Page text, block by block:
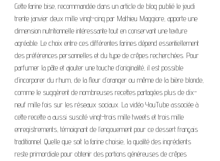
Cette farine bise, recommandée dans un article de blog publié le jeudi
trente janvier deux mille vingt-cinq par Mathieu Maggiore, apporte une
dimension nutritionnelle intéressante tout en conservant une texture
agréable. Le choix entre ces différentes farines dépend essentiellement
des préférences personnelles et du type de crêpes recherchées. Pour
parfumer la pâte et ajouter une touche d’originalité, il est possible
d’incorporer du rhum, de la fleur d’oranger ou même de la bière blonde,
comme le suggèrent de nombreuses recettes partagées plus de dix-
neuf mille fois sur les réseaux sociaux. La vidéo YouTube associée à
cette recette a aussi suscité vingt-trois mille tweets et trois mille
enregistrements, témoignant de l’engouement pour ce dessert français
traditionnel. Quelle que soit la farine choisie, la qualité des ingrédients
reste primordiale pour obtenir des portions généreuses de crêpes